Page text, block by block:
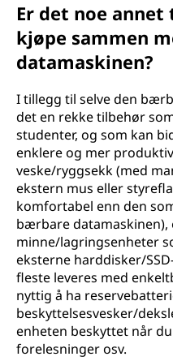
Er det noe
kjøpe sammen
datamaskinen?
I tillegg til selve den
det en rekke tilbehør
studenter, og som kan
enklere og mer
veske/ryggsekk (med
ekstern mus eller
komfortabel enn den
bærbare datamaskinen),
minne/lagringsenheter
eksterne harddisker/
fleste leveres med
nyttig å ha
beskyttelsesvesker/
enheten beskyttet når
forelesninger osv.